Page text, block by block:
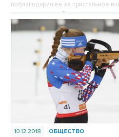
поблагодарил ее за пристальное
нашего двора», «Герои с
«Тренер с нашего двора», которые
10.12.2018 ОБЩЕСТВО